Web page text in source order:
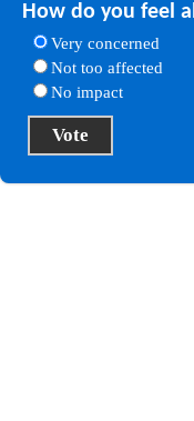
How do you feel
Very concerned
Not too affected
No impact